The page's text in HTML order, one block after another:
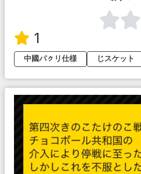
1
中國パㇰリ仕様
じスケット